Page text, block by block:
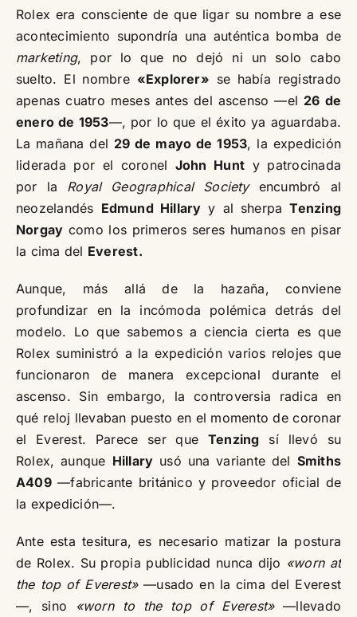
Rolex era consciente de que ligar su nombre a ese
acontecimiento supondría una auténtica bomba de
marketing, por lo que no dejó ni un solo cabo
suelto. El nombre «Explorer» se había registrado
apenas cuatro meses antes del ascenso —el 26 de
enero de 1953—, por lo que el éxito ya aguardaba.
La mañana del 29 de mayo de 1953, la expedición
liderada por el coronel John Hunt y patrocinada
por la Royal Geographical Societyencumbró al
neozelandés Edmund Hillary y al sherpaTenzing
Norgay como los primeros seres humanos en pisar
la cima del Everest.
Aunque, más allá de la hazaña, conviene
profundizar en la incómoda polémica detrás del
modelo. Lo que sabemos a ciencia cierta es que
Rolex suministró a la expedición varios relojes que
funcionaron de manera excepcional durante el
ascenso. Sin embargo, la controversia radica en
qué reloj llevaban puesto en el momento de coronar
el Everest. Parece ser que Tenzing sí llevó su
Rolex, aunque Hillary usó una variante del Smiths
A409—fabricante británico y proveedor oficial de
la expedición—.
Ante esta tesitura, es necesario matizar la postura
de Rolex. Su propia publicidad nunca dijo «worn at
the top of Everest»—usado en la cima del Everest
—, sino
«worn to the top of Everest»—llevado